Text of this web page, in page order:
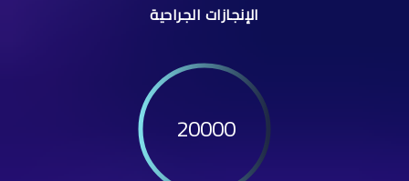
الإنجازات الجراحية
20000